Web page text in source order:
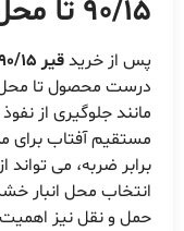
90/15 تا محل اجرا
پس از خریدقیر 90/15
درست محصول تا محل
مانند جلوگیری از
مستقیم آفتاب برای
برابر ضربه، می
انتخاب محل انبار
حمل و نقل نیز اهمیت